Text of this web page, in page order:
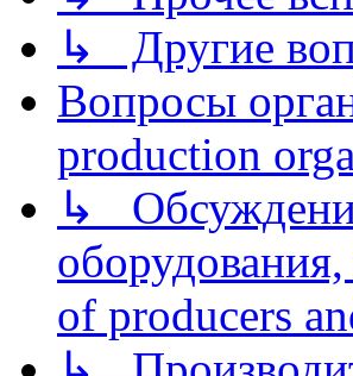
↳ Другие
Вопросы
production
↳
of producers